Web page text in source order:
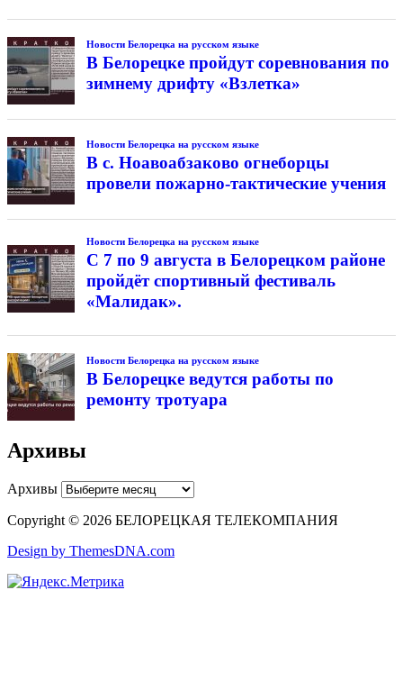
Новости Белорецка на русском языке
В Белорецке пройдут соревнования по
зимнему дрифту «Взлетка»
Новости Белорецка на русском языке
В с. Ноавоабзаково огнеборцы
провели пожарно-тактические учения
Новости Белорецка на русском языке
С 7 по 9 августа в Белорецком районе
пройдёт спортивный фестиваль
«Малидак».
Новости Белорецка на русском языке
В Белорецке ведутся работы по
ремонту тротуара
Архивы
Архивы
Copyright © 2026 БЕЛОРЕЦКАЯ ТЕЛЕКОМПАНИЯ
Design by ThemesDNA.com